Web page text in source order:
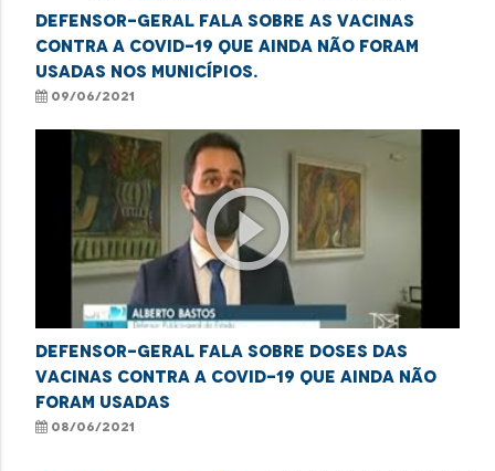
Defensor-geral fala sobre as vacinas
contra a covid-19 que ainda não foram
usadas nos municípios.
09/06/2021
play_circle_outline
Defensor-geral fala sobre doses das
vacinas contra a covid-19 que ainda não
foram usadas
08/06/2021